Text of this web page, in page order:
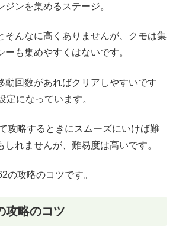
ンを集めるステージ。
そんなに高くありませんが、クモは集
も集めやすくはないです。
動回数があればクリアしやすいです
定になっています。
攻略するときにスムーズにいけば難
しれませんが、難易度は高いです。
の攻略のコツです。
攻略のコツ